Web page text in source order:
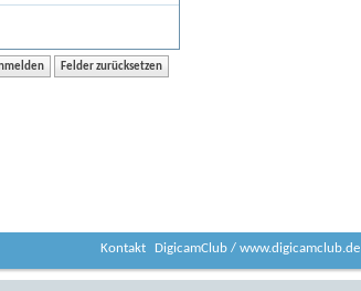
Kontakt DigicamClub / www.digicamclub.de